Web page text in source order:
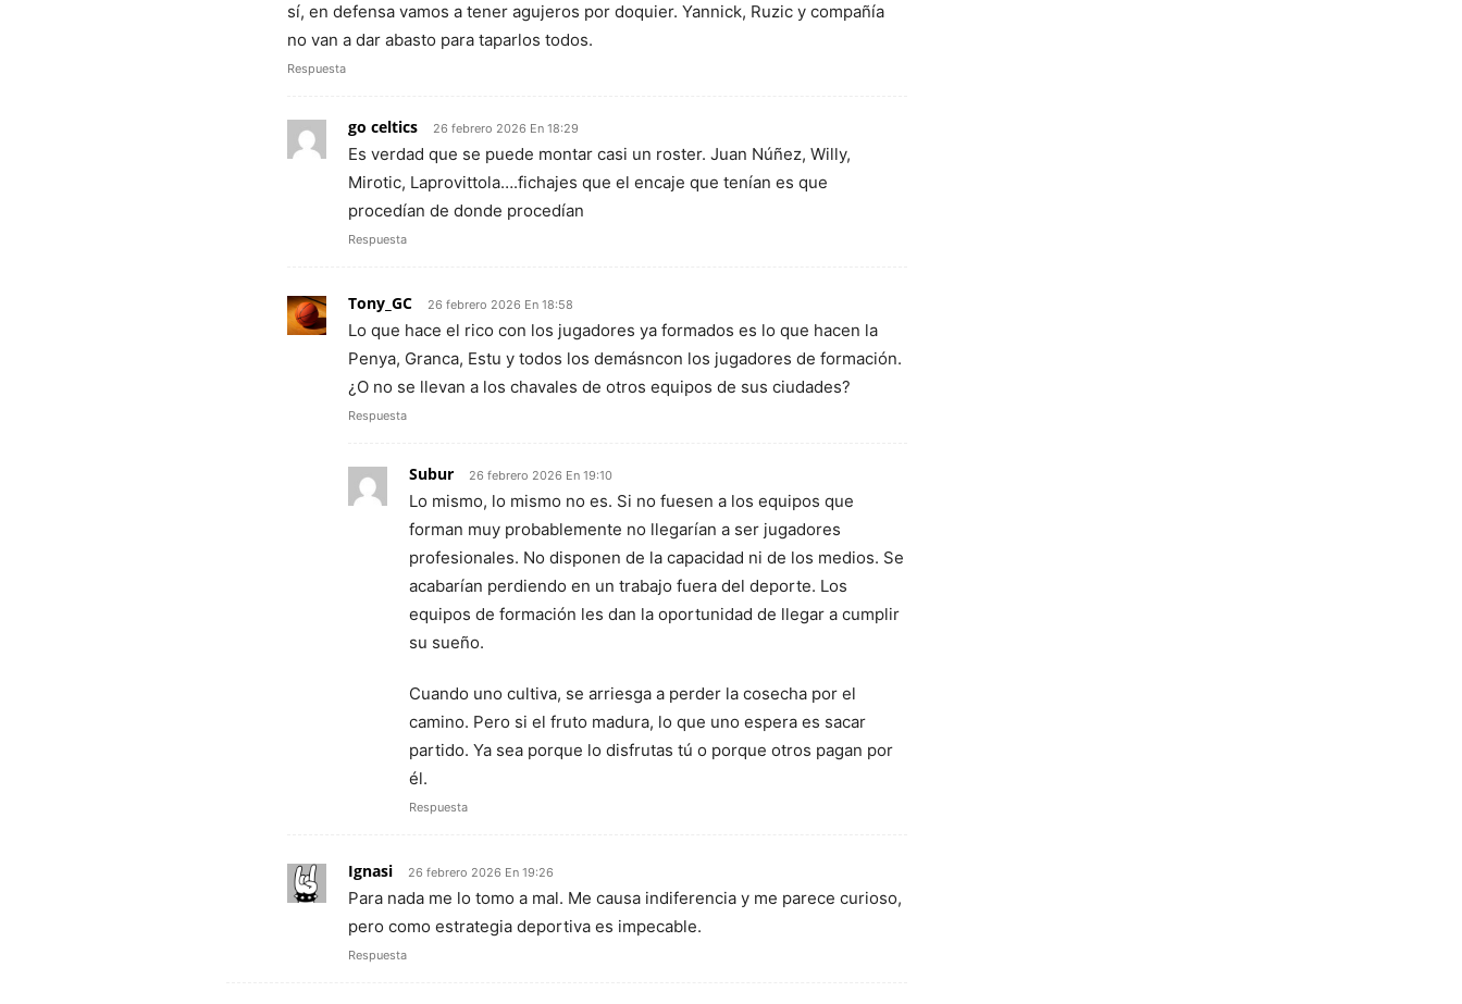
sí, en defensa vamos a tener agujeros por doquier. Yannick, Ruzic y compañía
no van a dar abasto para taparlos todos.
Respuesta
go celtics 26 febrero 2026 En 18:29
Es verdad que se puede montar casi un roster. Juan Núñez, Willy,
Mirotic, Laprovittola….fichajes que el encaje que tenían es que
procedían de donde procedían
Respuesta
Tony_GC 26 febrero 2026 En 18:58
Lo que hace el rico con los jugadores ya formados es lo que hacen la
Penya, Granca, Estu y todos los demásncon los jugadores de formación.
¿O no se llevan a los chavales de otros equipos de sus ciudades?
Respuesta
Subur 26 febrero 2026 En 19:10
Lo mismo, lo mismo no es. Si no fuesen a los equipos que
forman muy probablemente no llegarían a ser jugadores
profesionales. No disponen de la capacidad ni de los medios. Se
acabarían perdiendo en un trabajo fuera del deporte. Los
equipos de formación les dan la oportunidad de llegar a cumplir
su sueño.
Cuando uno cultiva, se arriesga a perder la cosecha por el
camino. Pero si el fruto madura, lo que uno espera es sacar
partido. Ya sea porque lo disfrutas tú o porque otros pagan por
él.
Respuesta
Ignasi 26 febrero 2026 En 19:26
Para nada me lo tomo a mal. Me causa indiferencia y me parece curioso,
pero como estrategia deportiva es impecable.
Respuesta